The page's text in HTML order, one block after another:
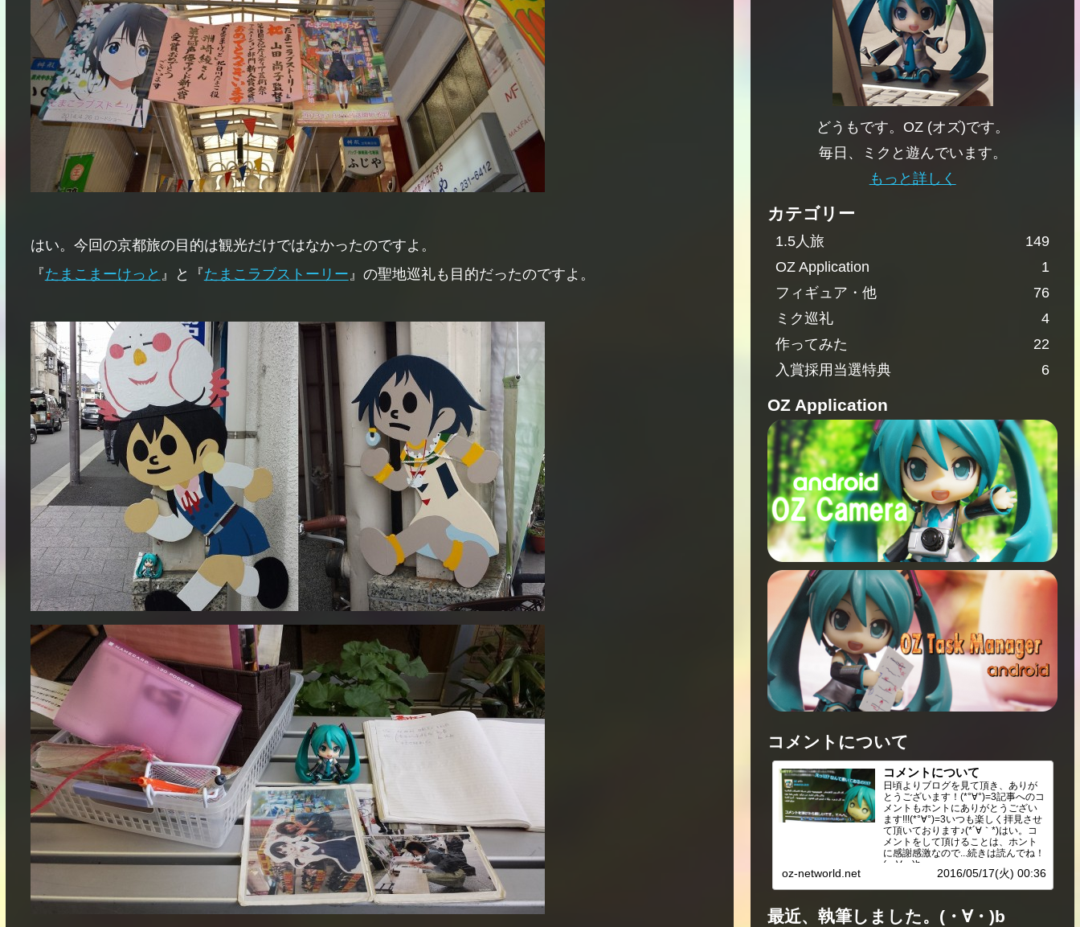
はい。今回の京都旅の目的は観光だけではなかったのですよ。
『たまこまーけっと 』と『たまこラブストーリー』の聖地巡礼も目的だったのですよ。
どうもです。OZ (オズ)です。
毎日、ミクと遊んでいます。
もっと詳しく
カテゴリー
1.5人旅
149
OZ Application
1
フィギュア・他
76
ミク巡礼
4
作ってみた
22
入賞採用当選特典
6
OZ Application
コメントについて
コメントについて
日頃よりブログを見て頂き、ありが
とうございます！(*°∀°)=3記事へのコ
メントもホントにありがとうござい
ます!!!(*°∀°)=3いつも楽しく拝見させ
て頂いております♪(*´∀｀*)はい。コ
メントをして頂けることは、ホント
に感謝感激なので...続きは読んでね！
(・∀・)b
oz-networld.net 2016/05/17(火) 00:36
最近、執筆しました。(・∀・)b